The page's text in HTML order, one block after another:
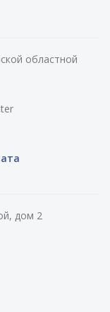
областной
дом 2